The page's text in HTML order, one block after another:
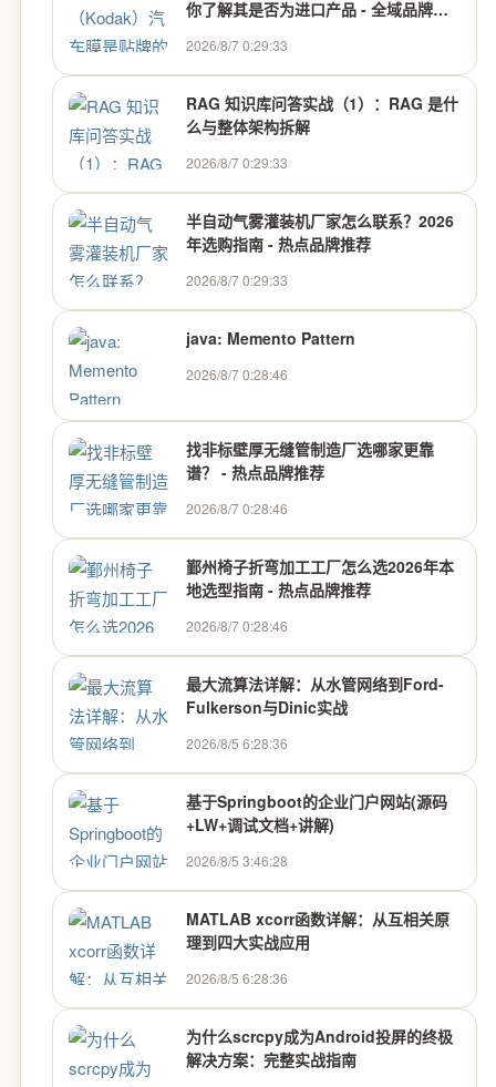
你了解其是否为进口产品 - 全域品牌推
2026/8/7 0:29:33
RAG 知识库问答实战（1）：RAG 是什
么与整体架构拆解
2026/8/7 0:29:33
半自动气雾灌装机厂家怎么联系？2026
年选购指南 - 热点品牌推荐
2026/8/7 0:29:33
java: Memento Pattern
2026/8/7 0:28:46
找非标壁厚无缝管制造厂选哪家更靠
谱？ - 热点品牌推荐
2026/8/7 0:28:46
鄞州椅子折弯加工工厂怎么选2026年本
地选型指南 - 热点品牌推荐
2026/8/7 0:28:46
最大流算法详解：从水管网络到Ford-
Fulkerson与Dinic实战
2026/8/5 6:28:36
基于Springboot的企业门户网站(源码
+LW+调试文档+讲解)
2026/8/5 3:46:28
MATLAB xcorr函数详解：从互相关原
理到四大实战应用
2026/8/5 6:28:36
为什么scrcpy成为Android投屏的终极
解决方案：完整实战指南